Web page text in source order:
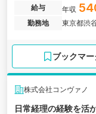
に携わることができま
給与 年収
勤務地
東京都渋
ブックマー
株式会社コンヴァノ
日常経理の経験を活